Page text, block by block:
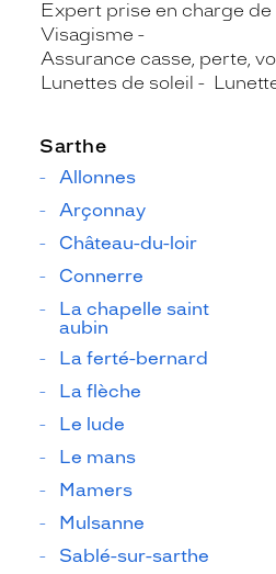
Expert prise en charge de
Visagisme
Assurance casse, perte,
Lunettes de soleil
Sarthe
Allonnes
Arçonnay
Château-du-loir
Connerre
La chapelle saint
aubin
La ferté-bernard
La flèche
Le lude
Le mans
Mamers
Mulsanne
Sablé-sur-sarthe